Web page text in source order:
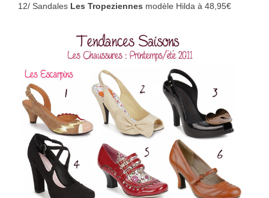
12/ Sandales Les Tropeziennes modèle Hilda à 48,95€